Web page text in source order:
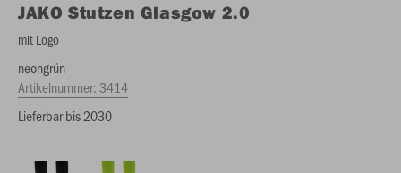
JAKO Stutzen Glasgow 2.0
mit Logo
neongrün
Artikelnummer:3414
Lieferbar bis 2030